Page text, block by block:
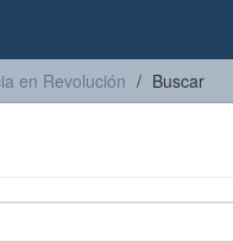
en Revolución Buscar